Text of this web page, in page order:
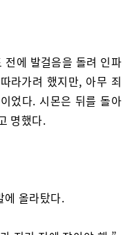
전에 발걸음을 돌려 인파
라가려 했지만, 아무 죄
었다. 시몬은 뒤를 돌아
명했다.
에 올라탔다.